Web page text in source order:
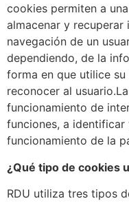
cookies permiten a
almacenar y
navegación de un
dependiendo, de la
forma en que utilice
reconocer al
funcionamiento de
funciones, a
funcionamiento de la
¿Qué tipo de cookies
RDU utiliza tres tipos